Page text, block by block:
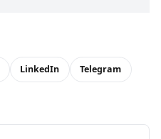
LinkedIn Telegram